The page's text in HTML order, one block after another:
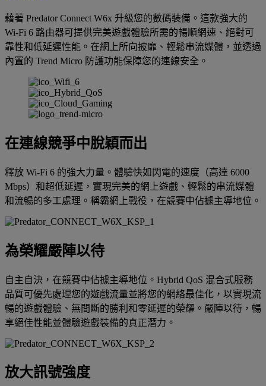
藉著 Predator Connect W6x 升級您的數碼裝備。這款強大的
Wi-Fi 6 路由器可提供完美遊戲體驗所需的暢順網速、絕對可
靠性和低延遲性能。在網上所向披靡、輕鬆串流媒體，並透過
內置的 Trend Micro 防護功能保障您的連線安全。
在連線競爭中脫穎而出
釋放 Wi-Fi 6 的強大力量。體驗快如閃電的速度（高達 6000
Mbps）和超低延遲，實現完美的網上遊戲、輕鬆的串流媒體
和流暢的多工處理。稱霸網上戰役，在競賽中佔據主導地位。
為榮耀嚴陣以待
自主自決，在競賽中佔據主導地位。Hybrid QoS 混合式服務
品質可優先處理您的遊戲流量並將您的網絡最佳化，以實現流
暢的遊戲體驗、無間斷的勝利和零延遲的榮耀。嚴陣以待，暢
享絕佳性能並體驗遊戲裝備的真正潛力。
放大訊號強度